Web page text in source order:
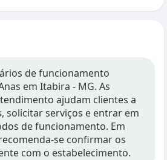
de funcionamento
em Itabira - MG. As
ajudam clientes a
solicitar serviços e entrar em
de funcionamento. Em
se confirmar os
com o estabelecimento.